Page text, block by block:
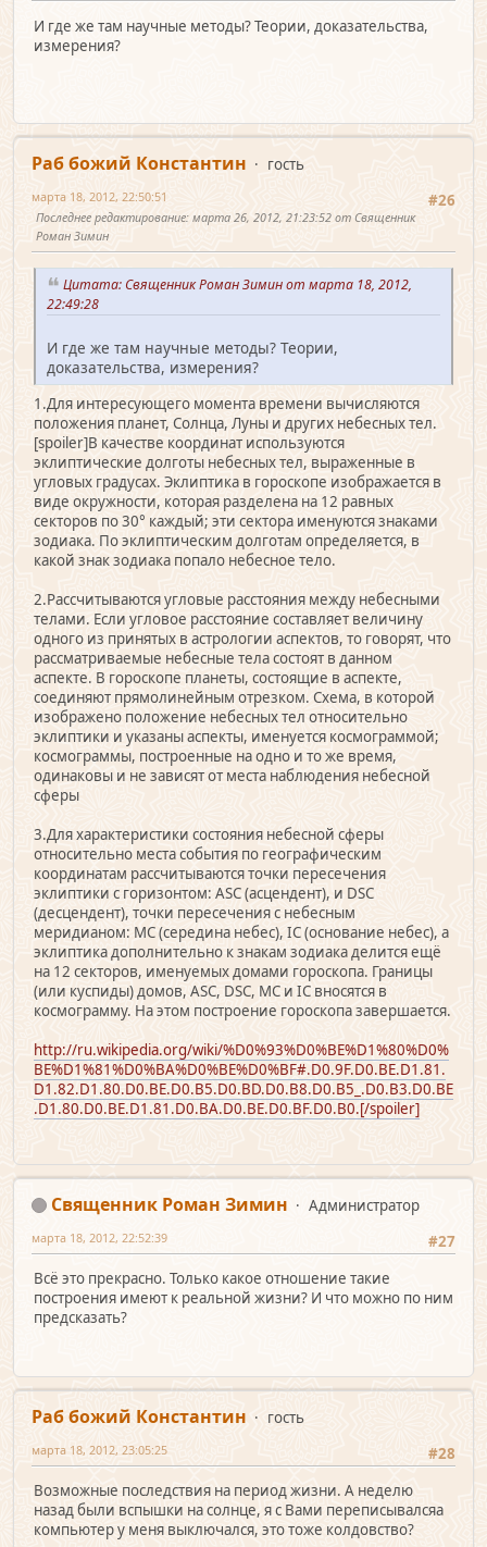
И где же там научные методы? Теории, доказательства,
измерения?
Раб божий Константин
гость
#26
марта 18, 2012, 22:50:51
Последнее редактирование: марта 26, 2012, 21:23:52 от Священник
Роман Зимин
Цитата: Священник Роман Зимин от марта 18, 2012,
22:49:28
И где же там научные методы? Теории,
доказательства, измерения?
1.Для интересующего момента времени вычисляются
положения планет, Солнца, Луны и других небесных тел.
[spoiler]В качестве координат используются
эклиптические долготы небесных тел, выраженные в
угловых градусах. Эклиптика в гороскопе изображается в
виде окружности, которая разделена на 12 равных
секторов по 30° каждый; эти сектора именуются знаками
зодиака. По эклиптическим долготам определяется, в
какой знак зодиака попало небесное тело.
2.Рассчитываются угловые расстояния между небесными
телами. Если угловое расстояние составляет величину
одного из принятых в астрологии аспектов, то говорят, что
рассматриваемые небесные тела состоят в данном
аспекте. В гороскопе планеты, состоящие в аспекте,
соединяют прямолинейным отрезком. Схема, в которой
изображено положение небесных тел относительно
эклиптики и указаны аспекты, именуется космограммой;
космограммы, построенные на одно и то же время,
одинаковы и не зависят от места наблюдения небесной
сферы
3.Для характеристики состояния небесной сферы
относительно места события по географическим
координатам рассчитываются точки пересечения
эклиптики с горизонтом: ASC (асцендент), и DSC
(десцендент), точки пересечения с небесным
меридианом: MC (середина небес), IC (основание небес), а
эклиптика дополнительно к знакам зодиака делится ещё
на 12 секторов, именуемых домами гороскопа. Границы
(или куспиды) домов, ASC, DSC, MC и IC вносятся в
космограмму. На этом построение гороскопа завершается.
http://ru.wikipedia.org/wiki/%D0%93%D0%BE%D1%80%D0%
BE%D1%81%D0%BA%D0%BE%D0%BF#.D0.9F.D0.BE.D1.81.
D1.82.D1.80.D0.BE.D0.B5.D0.BD.D0.B8.D0.B5_.D0.B3.D0.BE
.D1.80.D0.BE.D1.81.D0.BA.D0.BE.D0.BF.D0.B0.[/spoiler]
Священник Роман Зимин
Администратор
#27
марта 18, 2012, 22:52:39
Всё это прекрасно. Только какое отношение такие
построения имеют к реальной жизни? И что можно по ним
предсказать?
Раб божий Константин
гость
#28
марта 18, 2012, 23:05:25
Возможные последствия на период жизни. А неделю
назад были вспышки на солнце, я с Вами переписывалсяа
компьютер у меня выключался, это тоже колдовство?